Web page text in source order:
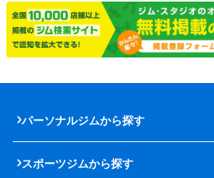
パーソナルジムから探す
スポーツジムから探す